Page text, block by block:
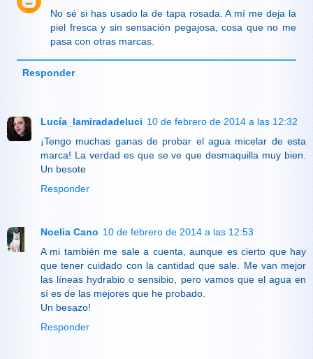
No sé si has usado la de tapa rosada. A mí me deja la
piel fresca y sin sensación pegajosa, cosa que no me
pasa con otras marcas.
Responder
Lucía_lamiradadeluci 10 de febrero de 2014 a las 12:32
¡Tengo muchas ganas de probar el agua micelar de esta
marca! La verdad es que se ve que desmaquilla muy bien.
Un besote
Responder
Noelia Cano 10 de febrero de 2014 a las 12:53
A mi también me sale a cuenta, aunque es cierto que hay
que tener cuidado con la cantidad que sale. Me van mejor
las líneas hydrabio o sensibio, pero vamos que el agua en
sí es de las mejores que he probado.
Un besazo!
Responder